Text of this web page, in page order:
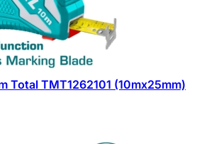
Total TMT1262101 (10mx25mm)